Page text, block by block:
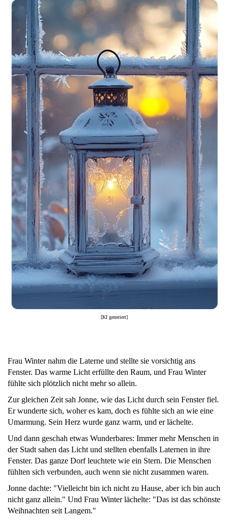
[KI generiert]
Frau Winter nahm die Laterne und stellte sie vorsichtig ans
Fenster. Das warme Licht erfüllte den Raum, und Frau Winter
fühlte sich plötzlich nicht mehr so allein.
Zur gleichen Zeit sah Jonne, wie das Licht durch sein Fenster fiel.
Er wunderte sich, woher es kam, doch es fühlte sich an wie eine
Umarmung. Sein Herz wurde ganz warm, und er lächelte.
Und dann geschah etwas Wunderbares: Immer mehr Menschen in
der Stadt sahen das Licht und stellten ebenfalls Laternen in ihre
Fenster. Das ganze Dorf leuchtete wie ein Stern. Die Menschen
fühlten sich verbunden, auch wenn sie nicht zusammen waren.
Jonne dachte: "Vielleicht bin ich nicht zu Hause, aber ich bin auch
nicht ganz allein." Und Frau Winter lächelte: "Das ist das schönste
Weihnachten seit Langem."